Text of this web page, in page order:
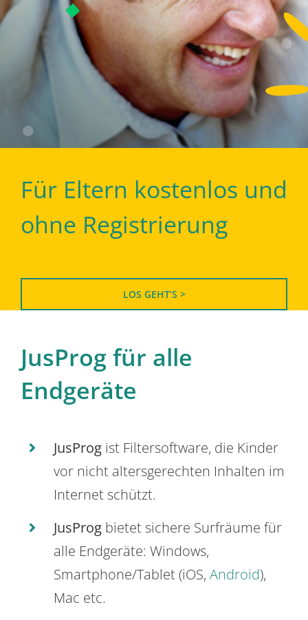
Für Eltern kostenlos und
ohne Registrierung
LOS GEHT’S >
JusProg für alle
Endgeräte
JusProg ist Filtersoftware, die Kinder
vor nicht altersgerechten Inhalten im
Internet schützt.
JusProg bietet sichere Surfräume für
alle Endgeräte: Windows,
Smartphone/Tablet (iOS, Android),
Mac etc.